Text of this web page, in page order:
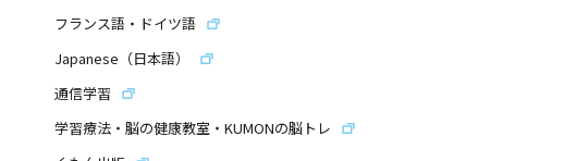
フランス語・ドイツ語
Japanese（日本語）
通信学習
学習療法・脳の健康教室・KUMONの脳トレ